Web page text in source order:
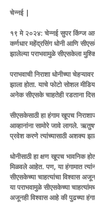
चेन्नई |
१९ मे २०२४: चेन्नई सुपर किंग्ज
कर्णधार महेंद्रसिंग धोनी आणि
झालेल्या पराभवामुळे सीएसकेला
पराभवाची निराशा धोनीच्या
झाला होता. याचे फोटो सोशल
अनेक सीएसके चाहतेही रडताना
सीएसकेसाठी हा हंगाम खूपच
आव्हानांना सामोरे जावे लागले.
प्रवेश करणे त्यांच्यासाठी अशक्य
धोनीसाठी हा क्षण खूपच भावनिक
मिळवले आहेत. पण, या हंगामात
सीएसकेच्या चाहत्यांचा विश्वास
या पराभवामुळे सीएसकेच्या
अजूनही विश्वास आहे की पुढच्या